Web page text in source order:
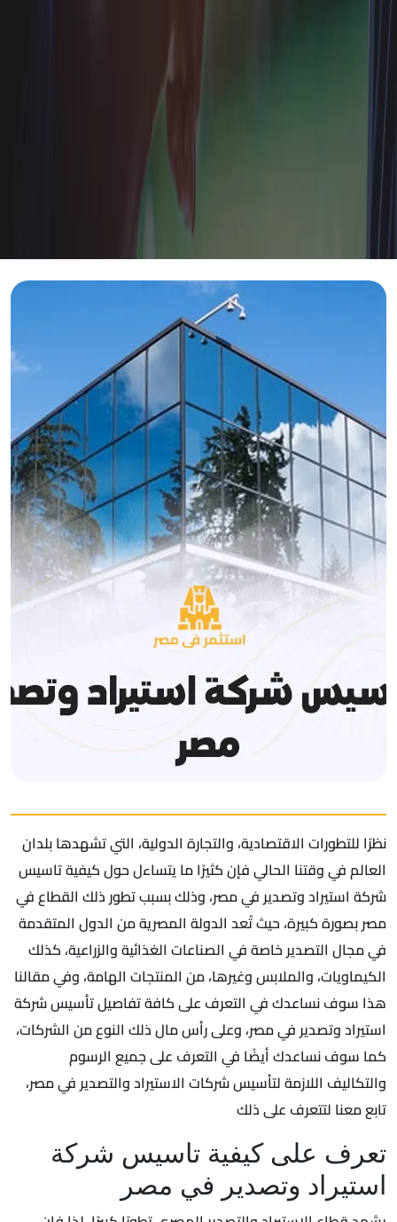
نظرًا للتطورات الاقتصادية، والتجارة الدولية، التي تشهدها بلدان
العالم في وقتنا الحالي فإن كثيرًا ما يتساءل حول كيفية تاسيس
شركة استيراد وتصدير في مصر، وذلك بسبب تطور ذلك القطاع في
مصر بصورة كبيرة، حيث تُعد الدولة المصرية من الدول المتقدمة
في مجال التصدير خاصة في الصناعات الغذائية والزراعية، كذلك
الكيماويات، والملابس وغيرها، من المنتجات الهامة، وفي مقالنا
هذا سوف نساعدك في التعرف على كافة تفاصيل تأسيس شركة
استيراد وتصدير في مصر، وعلى رأس مال ذلك النوع من الشركات،
كما سوف نساعدك أيضًا في التعرف على جميع الرسوم
والتكاليف اللازمة لتأسيس شركات الاستيراد والتصدير في مصر،
تابع معنا لتتعرف على ذلك
تعرف على كيفية تاسيس شركة
استيراد وتصدير في مصر